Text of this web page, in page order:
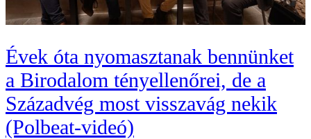
Évek óta nyomasztanak bennünket
a Birodalom tényellenőrei, de a
Századvég most visszavág nekik
(Polbeat-videó)